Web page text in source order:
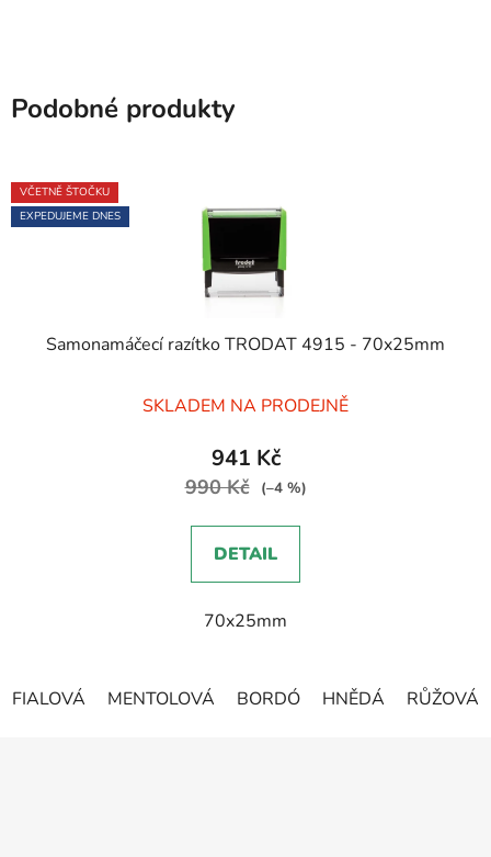
Podobné produkty
VČETNĚ ŠTOČKU
EXPEDUJEME DNES
Samonamáčecí razítko TRODAT 4915 - 70x25mm
hodnocení
produktu
je
5
SKLADEM NA PRODEJNĚ
941 Kč
990 Kč (–4 %)
DETAIL
70x25mm
FIALOVÁ MENTOLOVÁ BORDÓ HNĚDÁ RŮŽOVÁ